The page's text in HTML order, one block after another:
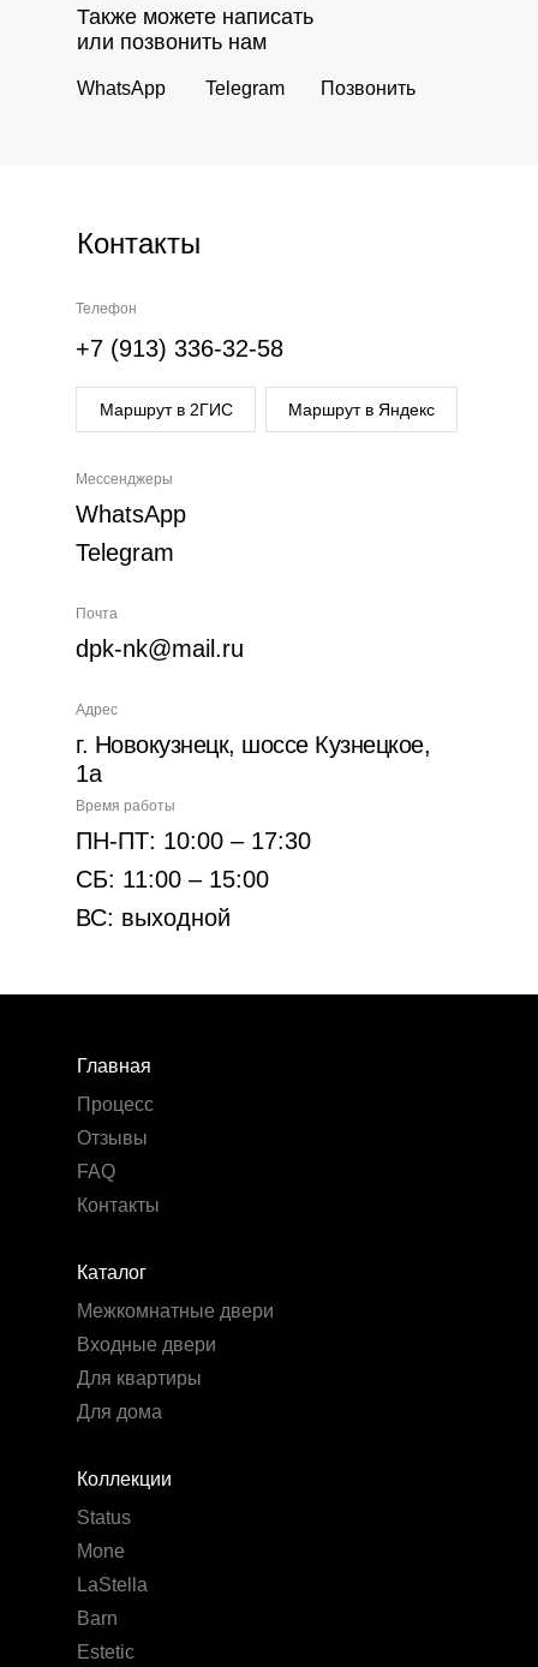
Позвонить
Telegram
WhatsApp
Также можете написать
или позвонить нам
Контакты
Мессенджеры
WhatsApp
Telegram
Телефон
+7 (913) 336-32-58
Почта
dpk-nk@mail.ru
Время работы
ПН-ПТ: 10:00 – 17:30
СБ: 11:00 – 15:00
ВС: выходной
Адрес
г. Новокузнецк, шоссе Кузнецкое,
1а
Маршрут в 2ГИС Маршрут в Яндекс
Коллекции
Status
Mone
LaStella
Barn
Estetic
Каталог
Межкомнатные двери
Входные двери
Для квартиры
Для дома
Главная
Процесс
Отзывы
FAQ
Контакты